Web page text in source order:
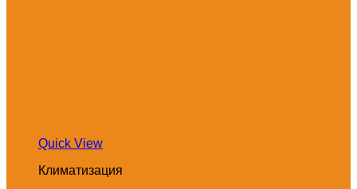
Quick View
Климатизация